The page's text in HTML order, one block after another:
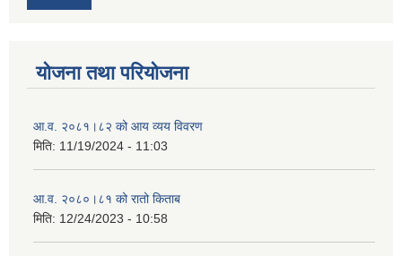
योजना तथा परियोजना
आ.व. २०८१।८२ को आय व्यय विवरण
मिति: 11/19/2024 - 11:03
आ.व. २०८०।८१ को रातो किताब
मिति: 12/24/2023 - 10:58